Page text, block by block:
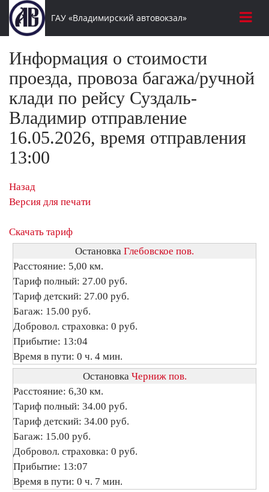
ГАУ «Владимирский автовокзал»
Информация о стоимости
проезда, провоза багажа/ручной
клади по рейсу Суздаль-
Владимир отправление
16.05.2026, время отправления
13:00
Назад
Версия для печати
Скачать тариф
Остановка Глебовское пов.
Расстояние: 5,00 км.
Тариф полный: 27.00 руб.
Тариф детский: 27.00 руб.
Багаж: 15.00 руб.
Добровол. страховка: 0 руб.
Прибытие: 13:04
Время в пути: 0 ч. 4 мин.
Остановка Черниж пов.
Расстояние: 6,30 км.
Тариф полный: 34.00 руб.
Тариф детский: 34.00 руб.
Багаж: 15.00 руб.
Добровол. страховка: 0 руб.
Прибытие: 13:07
Время в пути: 0 ч. 7 мин.